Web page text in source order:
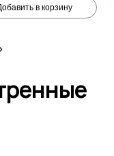
в корзину